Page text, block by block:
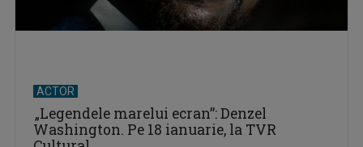
ACTOR
„Legendele marelui ecran”: Denzel
Washington. Pe 18 ianuarie, la TVR